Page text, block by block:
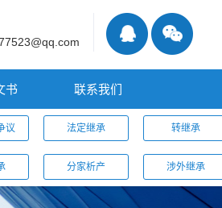
书 联系我们
议 法定继承 转继承
分家析产 涉外继承